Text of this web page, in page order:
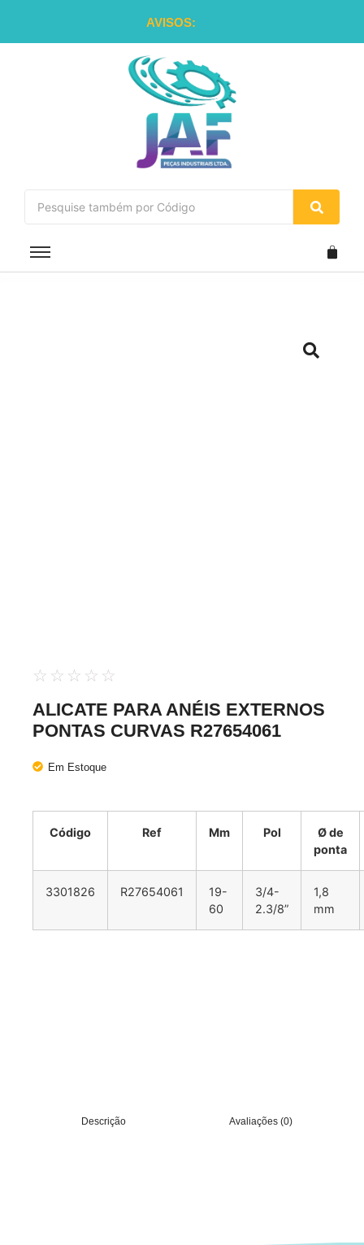
AVISOS:
☆ ☆ ☆ ☆ ☆
ALICATE PARA ANÉIS EXTERNOS
PONTAS CURVAS R27654061
Em Estoque
Código Ref Mm Pol
Ø de
ponta
3301826 R27654061
19-
60
3/4-
2.3/8”
1,8
mm
Descrição Avaliações (0)